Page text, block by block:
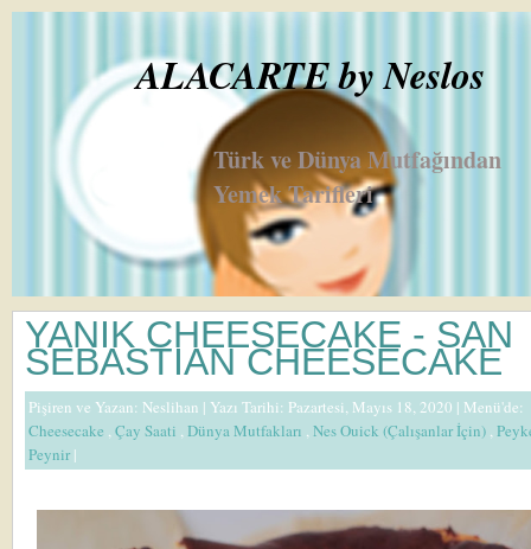
ALACARTE by Neslos
Türk ve Dünya Mutfağından
Yemek Tarifleri
YANIK CHEESECAKE - SAN
SEBASTIAN CHEESECAKE
Pişiren ve Yazan: Neslihan | Yazı Tarihi: Pazartesi, Mayıs 18, 2020 | Menü'de:
Cheesecake ,Çay Saati ,Dünya Mutfakları ,Nes Ouick (Çalışanlar İçin) ,
Peynir|